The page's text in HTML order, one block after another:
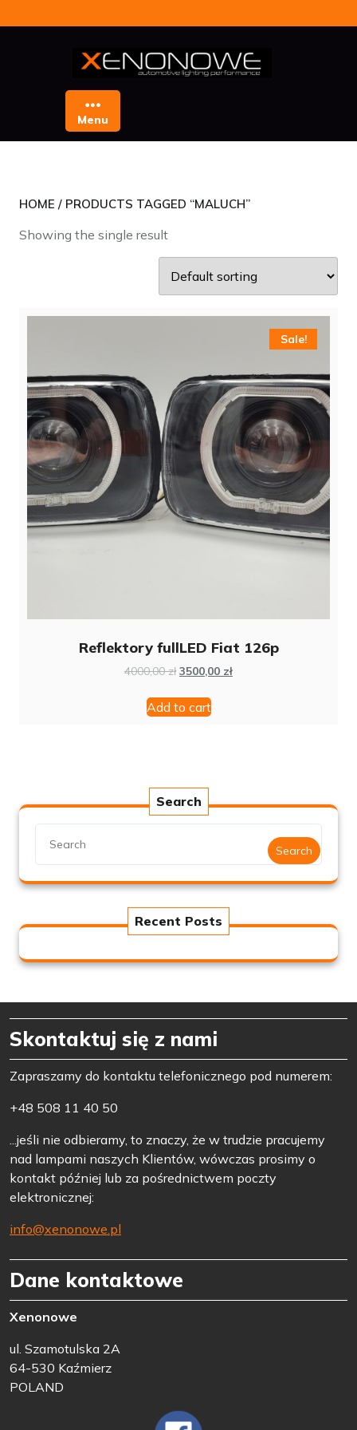
to
Menu
HOME / PRODUCTS TAGGED “MALUCH”
Showing the single result
Sale!
Reflektory fullLED Fiat 126p
4000,00zł 3500,00 zł
Add to cart
Search
Search
Recent Posts
Skontaktuj się z nami
Zapraszamy do kontaktu telefonicznego pod numerem:
+48 508 11 40 50
...jeśli nie odbieramy, to znaczy, że w trudzie pracujemy
nad lampami naszych Klientów, wówczas prosimy o
kontakt później lub za pośrednictwem poczty
elektronicznej:
info@xenonowe.pl
Dane kontaktowe
Xenonowe
ul. Szamotulska 2A
64-530 Kaźmierz
POLAND